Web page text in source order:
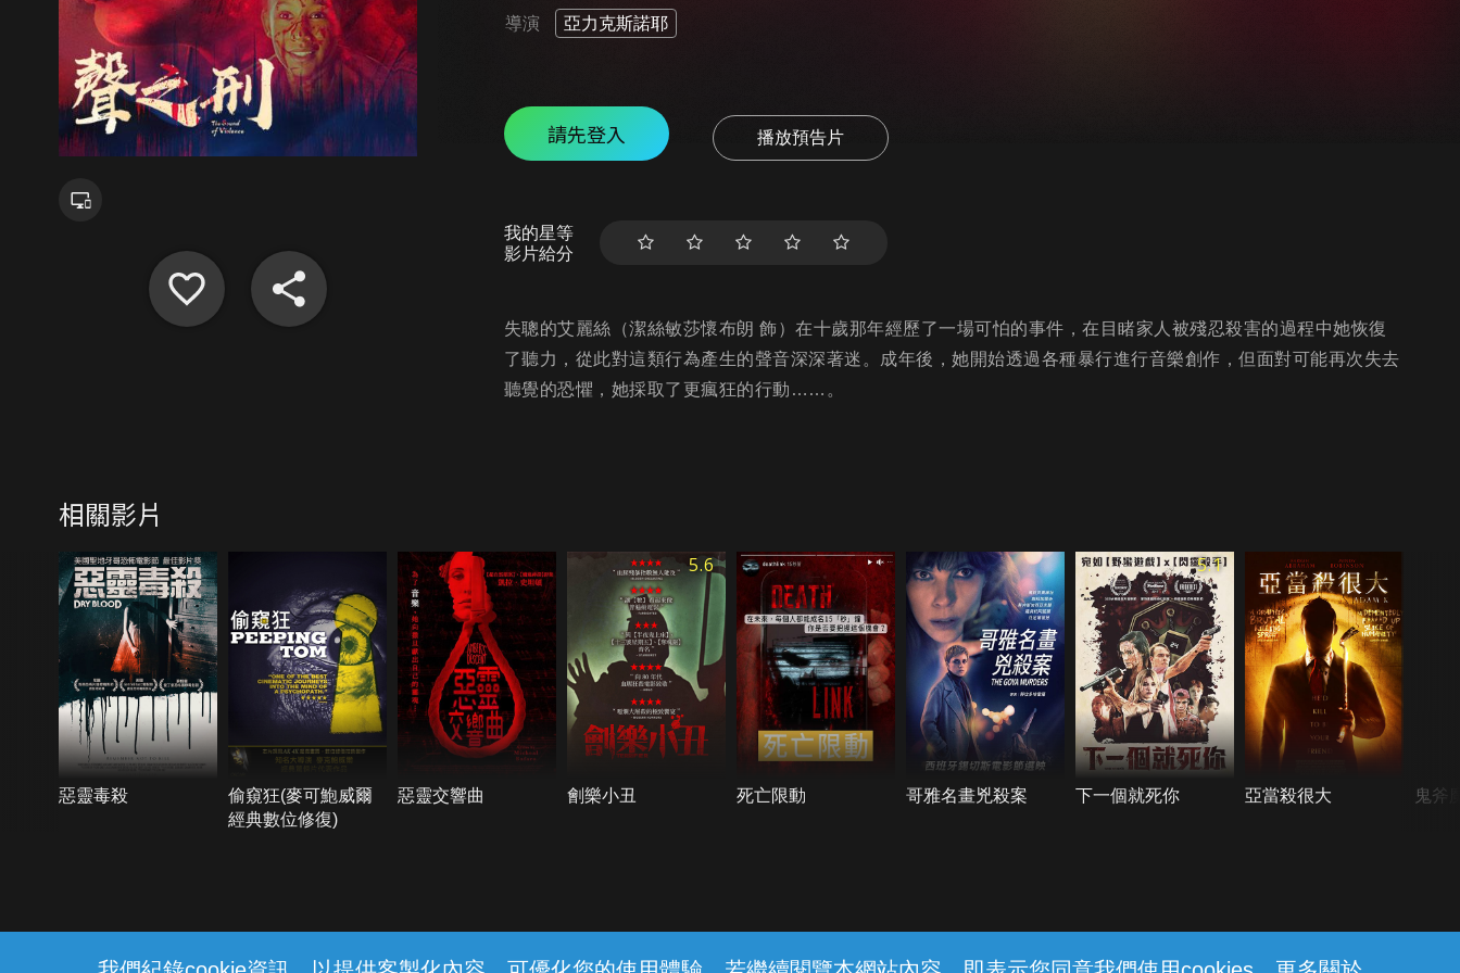
導演 亞力克斯諾耶
請先登入 播放預告片
我的星等
影片給分
失聰的艾麗絲（潔絲敏莎懷布朗 飾）在十歲那年經歷了一場可怕的事件，在目睹家人被殘忍殺害的過程中她恢復
了聽力，從此對這類行為產生的聲音深深著迷。成年後，她開始透過各種暴行進行音樂創作，但面對可能再次失去
聽覺的恐懼，她採取了更瘋狂的行動……。
相關影片
惡靈毒殺
偷窺狂(麥可鮑威爾
經典數位修復)
惡靈交響曲
5.6
劊樂小丑 死亡限動 哥雅名畫兇殺案
5.1
下一個就死你 亞當殺很大 鬼斧
線上客服 服務條款 隱私權保護